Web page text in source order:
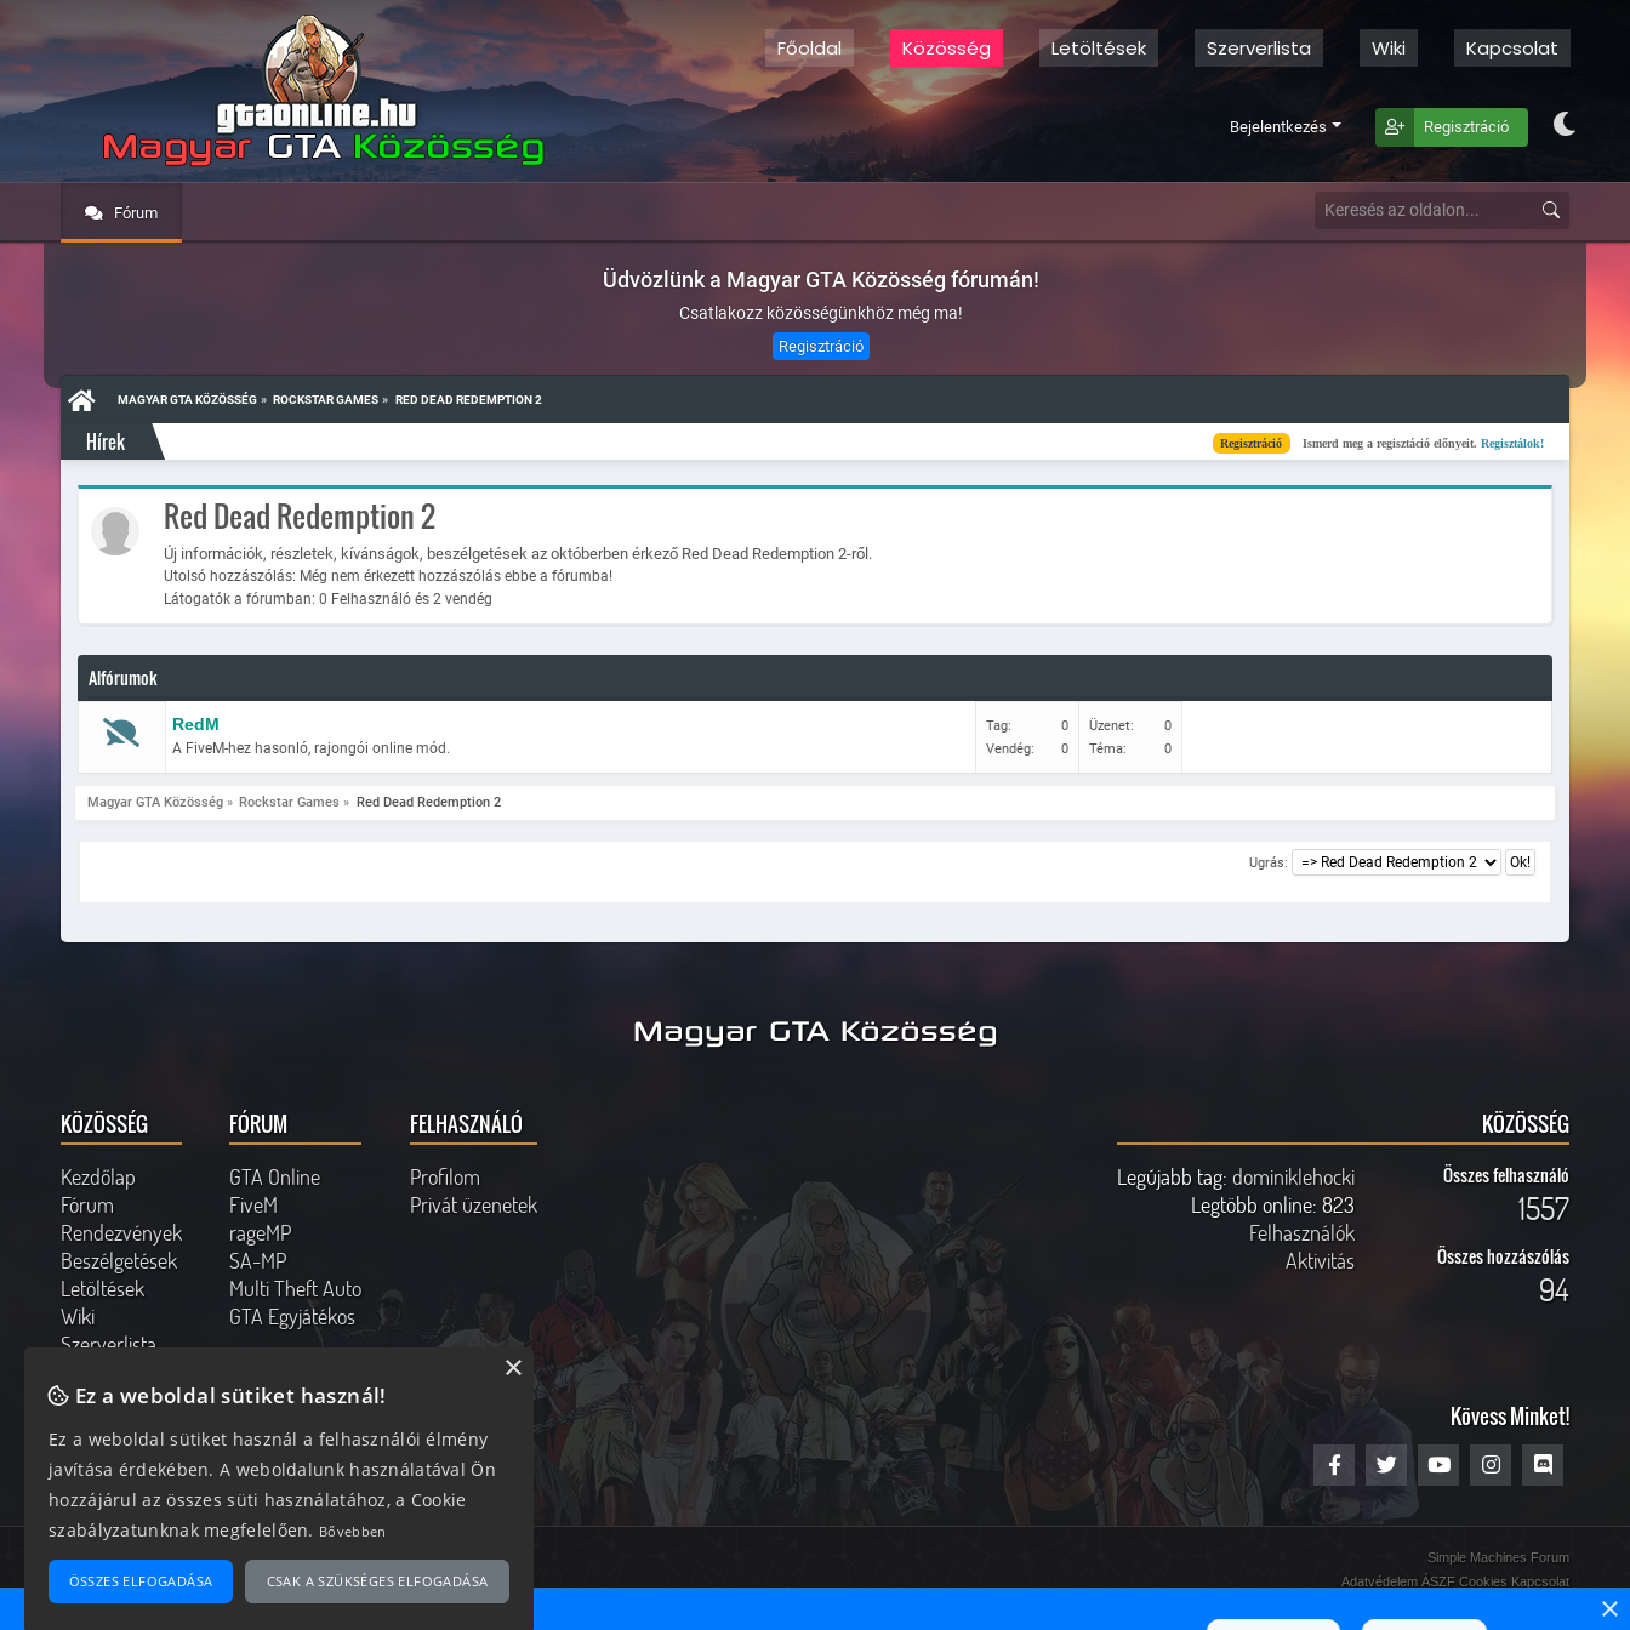
Főoldal Közösség Letöltések Szerverlista Wiki Kapcsolat
Bejelentkezés Regisztráció
Fórum
Üdvözlünk a Magyar GTA Közösség fórumán!
Csatlakozz közösségünkhöz még ma!
Regisztráció
MAGYAR GTA KÖZÖSSÉG » ROCKSTAR GAMES » RED DEAD REDEMPTION 2
Hírek Regisztráció Ismerd meg a regisztáció előnyeit. Regisztálok! Kész
Red Dead Redemption 2
Új információk, részletek, kívánságok, beszélgetések az októberben érkező Red Dead Redemption 2-ről.
Utolsó hozzászólás: Még nem érkezett hozzászólás ebbe a fórumba!
Látogatók a fórumban: 0 Felhasználó és 2 vendég
Alfórumok
RedM
A FiveM-hez hasonló, rajongói online mód.
Tag:
0
Vendég:
0
Üzenet:
0
Téma:
0
Magyar GTA Közösség » Rockstar Games » Red Dead Redemption 2
Ugrás:
Magyar GTA Közösség
KÖZÖSSÉG
Kezdőlap
Fórum
Rendezvények
Beszélgetések
Letöltések
Wiki
Szerverlista
FÓRUM
GTA Online
FiveM
rageMP
SA-MP
Multi Theft Auto
GTA Egyjátékos
FELHASZNÁLÓ
Profilom
Privát üzenetek
KÖZÖSSÉG
Legújabb tag: dominiklehocki
Legtöbb online: 823
Felhasználók
Aktivitás
Összes felhasználó
1557
Összes hozzászólás
94
Online felhasználók
259 vendég, 0 tag
Kövess Minket!
Az oldal 0.221 másodperc alatt készült el 22 lekéréssel.
Simple Machines Forum
Adatvédelem ÁSZF Cookies Kapcsolat
×
Ez a weboldal sütiket használ!
Ez a weboldal sütiket használ a felhasználói élmény
javítása érdekében. A weboldalunk használatával Ön
hozzájárul az összes süti használatához, a Cookie
szabályzatunknak megfelelően. Bővebben
ÖSSZES ELFOGADÁSA CSAK A SZÜKSÉGES ELFOGADÁSA
×